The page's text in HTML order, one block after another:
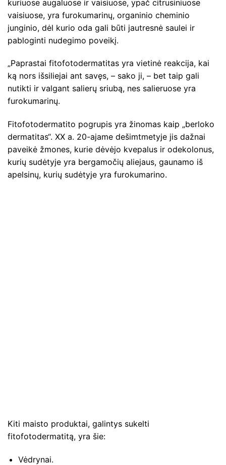
kuriuose augaluose ir vaisiuose, ypač citrusiniuose
vaisiuose, yra furokumarinų, organinio cheminio
junginio, dėl kurio oda gali būti jautresnė saulei ir
pabloginti nudegimo poveikį.
„Paprastai fitofotodermatitas yra vietinė reakcija, kai
ką nors išsiliejai ant savęs, – sako ji, – bet taip gali
nutikti ir valgant salierų sriubą, nes salieruose yra
furokumarinų.
Fitofotodermatito pogrupis yra žinomas kaip „berloko
dermatitas“. XX a. 20-ajame dešimtmetyje jis dažnai
paveikė žmones, kurie dėvėjo kvepalus ir odekolonus,
kurių sudėtyje yra bergamočių aliejaus, gaunamo iš
apelsinų, kurių sudėtyje yra furokumarino.
Kiti maisto produktai, galintys sukelti
fitofotodermatitą, yra šie:
Vėdrynai.